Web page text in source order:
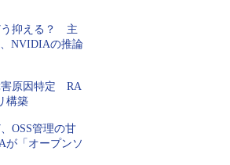
う抑える？ 主
NVIDIAの推論
害原因特定 RA
構築
OSS管理の甘
「オープンソ